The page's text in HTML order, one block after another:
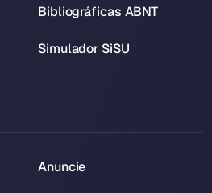
Bibliográficas ABNT
Simulador SiSU
Anuncie